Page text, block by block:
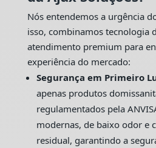
Nós entendemos a urgência
isso, combinamos tecnologia
atendimento premium para
experiência do mercado:
Segurança em Primeiro
apenas produtos
regulamentados pela
modernas, de baixo odor e
residual, garantindo a